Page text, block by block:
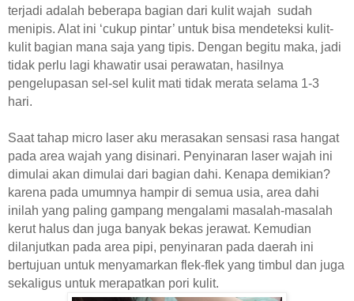
terjadi adalah beberapa bagian dari kulit wajah sudah
menipis. Alat ini ‘cukup pintar’ untuk bisa mendeteksi kulit-
kulit bagian mana saja yang tipis. Dengan begitu maka, jadi
tidak perlu lagi khawatir usai perawatan, hasilnya
pengelupasan sel-sel kulit mati tidak merata selama 1-3
hari.
Saat tahap micro laser aku merasakan sensasi rasa hangat
pada area wajah yang disinari. Penyinaran laser wajah ini
dimulai akan dimulai dari bagian dahi. Kenapa demikian?
karena pada umumnya hampir di semua usia, area dahi
inilah yang paling gampang mengalami masalah-masalah
kerut halus dan juga banyak bekas jerawat. Kemudian
dilanjutkan pada area pipi, penyinaran pada daerah ini
bertujuan untuk menyamarkan flek-flek yang timbul dan juga
sekaligus untuk merapatkan pori kulit.